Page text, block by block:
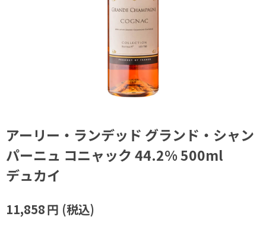
アーリー・ランデッド グランド・シャン
パーニュ コニャック 44.2% 500ml
デュカイ
11,858円 (税込)